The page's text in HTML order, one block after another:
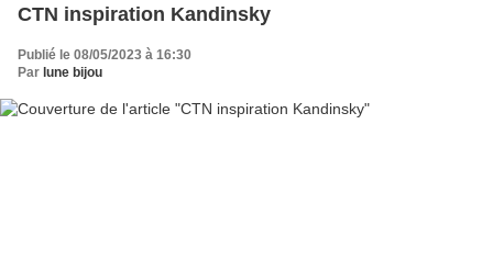
CTN inspiration Kandinsky
Publié le 08/05/2023 à 16:30
Par lune bijou